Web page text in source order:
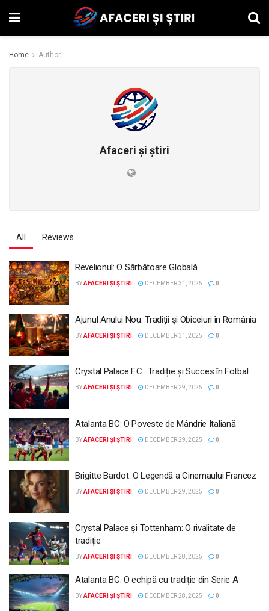
Home Author
Afaceri și știri
All Reviews
Revelionul: O Sărbătoare Globală
BYAFACERI ȘI ȘTIRI DECEMBER 31, 2025 0
Ajunul Anului Nou: Tradiții și Obiceiuri în România
BYAFACERI ȘI ȘTIRI DECEMBER 31, 2025 0
Crystal Palace F.C.: Tradiție și Succes în Fotbal
BYAFACERI ȘI ȘTIRI DECEMBER 29, 2025 0
Atalanta BC: O Poveste de Mândrie Italiană
BYAFACERI ȘI ȘTIRI DECEMBER 29, 2025 0
Brigitte Bardot: O Legendă a Cinemaului Francez
BYAFACERI ȘI ȘTIRI DECEMBER 29, 2025 0
Crystal Palace și Tottenham: O rivalitate de
tradiție
BYAFACERI ȘI ȘTIRI DECEMBER 28, 2025 0
Atalanta BC: O echipă cu tradiție din Serie A
BYAFACERI ȘI ȘTIRI DECEMBER 28, 2025 0